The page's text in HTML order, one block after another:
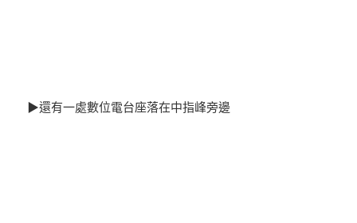
▶還有一處數位電台座落在中指峰旁邊